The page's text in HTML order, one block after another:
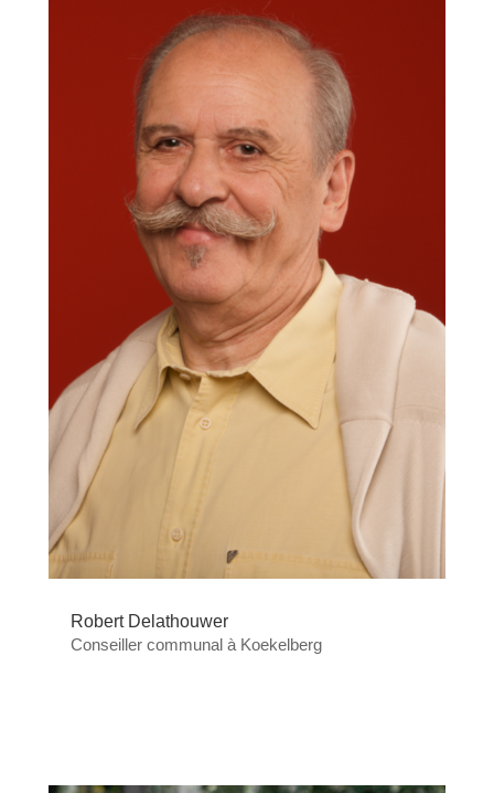
Robert Delathouwer
Conseiller communal à Koekelberg